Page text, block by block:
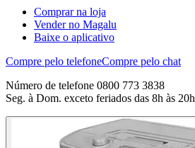
Comprar na loja
Vender no Magalu
Baixe o aplicativo
Compre pelo telefoneCompre pelo chat
Número de telefone 0800 773 3838
Seg. à Dom. exceto feriados das 8h às 20h